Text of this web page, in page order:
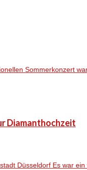
Sommerkonzert
Diamanthochzeit
Düsseldorf Es war ein